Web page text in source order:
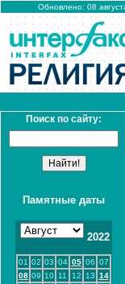
Обновлено: 08
Поиск по сайту:
Памятные даты
2022
01 02 03 04 05 06 07
08 09 10 11 12 13 14